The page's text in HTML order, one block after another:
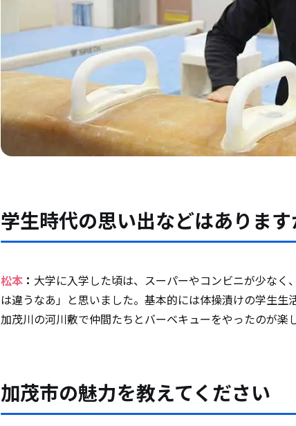
学生時代の思い出などはあります
松本 ： 大学に入学した頃は、スーパーやコンビニが少なく
は違うなあ」と思いました。基本的には体操漬けの学生生
加茂川の河川敷で仲間たちとバーベキューをやったのが楽
加茂市の魅力を教えてください